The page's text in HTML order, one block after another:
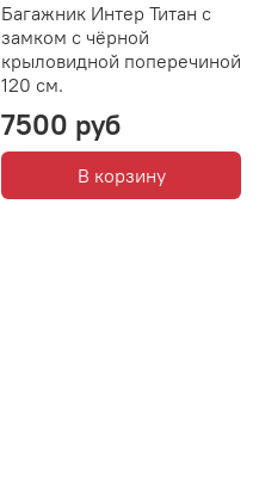
Багажник Интер Титан с
замком с чёрной
крыловидной поперечиной
120 см.
7500 руб
В корзину